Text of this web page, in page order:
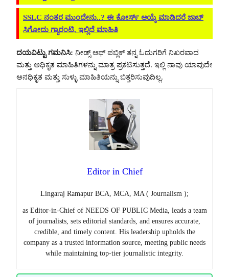
SSLC ನಂತರ ಮುಂದೇನು..? ಈ ಕೋರ್ಸ್ ಆಯ್ಕೆ ಮಾಡಿದರೆ ಜಾಬ್
ಸಿಗೋದು ಗ್ಯಾರಂಟಿ, ಇಲ್ಲಿದೆ ಮಾಹಿತಿ
ದಯವಿಟ್ಟು ಗಮನಿಸಿ: ನೀಡ್ಸ್ ಆಫ್ ಪಬ್ಲಿಕ್ ತನ್ನ ಓದುಗರಿಗೆ ನಿಖರವಾದ
ಮತ್ತು ಅಧಿಕೃತ ಮಾಹಿತಿಗಳನ್ನು ಮಾತ್ರ ಪ್ರಕಟಿಸುತ್ತದೆ. ಇಲ್ಲಿ ನಾವು ಯಾವುದೇ
ಅನಧಿಕೃತ ಮತ್ತು ಸುಳ್ಳು ಮಾಹಿತಿಯನ್ನು ಬಿತ್ತರಿಸುವುದಿಲ್ಲ.
Editor in Chief
Lingaraj Ramapur BCA, MCA, MA ( Journalism );
as Editor-in-Chief of NEEDS OF PUBLIC Media, leads a team
of journalists, sets editorial standards, and ensures accurate,
credible, and timely content. His leadership upholds the
company as a trusted information source, meeting public needs
while maintaining top-tier journalistic integrity.